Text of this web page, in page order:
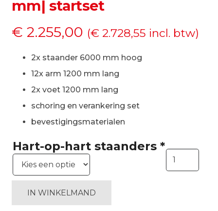
mm| startset
€ 2.255,00 (€ 2.728,55 incl. btw)
2x staander 6000 mm hoog
12x arm 1200 mm lang
2x voet 1200 mm lang
schoring en verankering set
bevestigingsmaterialen
Hart-op-hart staanders *
Enkelzijdige
IN WINKELMAND